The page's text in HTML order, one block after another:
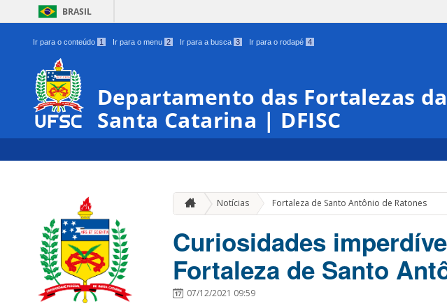
BRASIL
Ir para o conteúdo 1 Ir para o menu 2 Ir para a busca 3 Ir para o rodapé 4
Departamento das Fortalezas
Santa Catarina | DFISC
Notícias Fortaleza de Santo Antônio de Ratones
Curiosidades
Fortaleza de Santo
07/12/2021 09:59